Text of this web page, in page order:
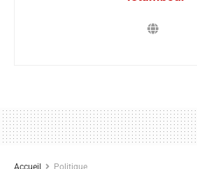
Accueil Politique